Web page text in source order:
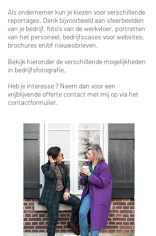
Als ondernemer kun je kiezen voor verschillende
reportages. Denk bijvoorbeeld aan sfeerbeelden
van je bedrijf, foto's van de werkvloer, portretten
van het personeel, bedrijfscases voor websites,
brochures en/of nieuwsbrieven.
Bekijk hieronder de verschillende mogelijkheden
in bedrijfsfotografie.
Heb je interesse ? Neem dan voor een
vrijblijvende offerte contact met mij op via het
contactformulier.